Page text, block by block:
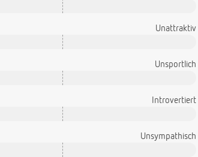
Unattraktiv
Unsportlich
Introvertiert
Unsympathisch